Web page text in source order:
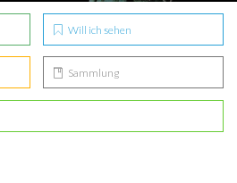
Will ich sehen
Sammlung